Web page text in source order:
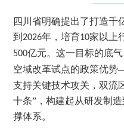
四川省明确提出了打造千
到 2026年，培育10家以上
500亿元。这一目标的底
空域改革试点的政策优
支持关键技术攻关，双流
十条”，构建起从研发制
撑体系。